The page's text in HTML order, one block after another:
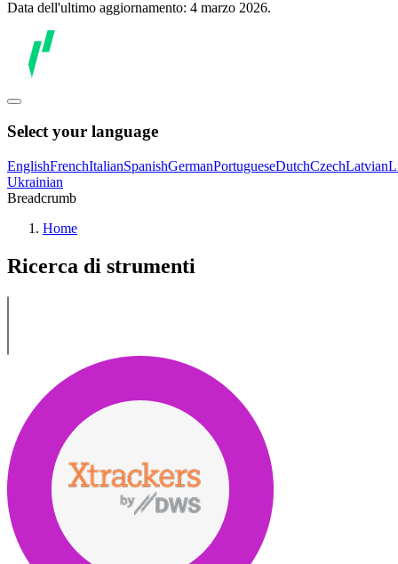
Data dell'ultimo aggiornamento: 4 marzo 2026.
Select your language
EnglishFrenchItalianSpanishGermanPortugueseDutchCzechLatvian
Ukrainian
Breadcrumb
Home
Ricerca di strumenti